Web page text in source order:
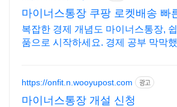
마이너스통장 쿠팡 로켓배송 빠
복잡한 경제 개념도 마이너스통장,
품으로 시작하세요. 경제 공부 막막
https://onfit.n.wooyupost.com 광고
마이너스통장 개설 신청